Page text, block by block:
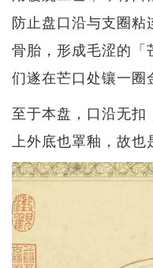
防止盘口沿与支圈粘
骨胎，形成毛涩的「
们遂在芒口处镶一圈
至于本盘，口沿无扣
上外底也罩釉，故也